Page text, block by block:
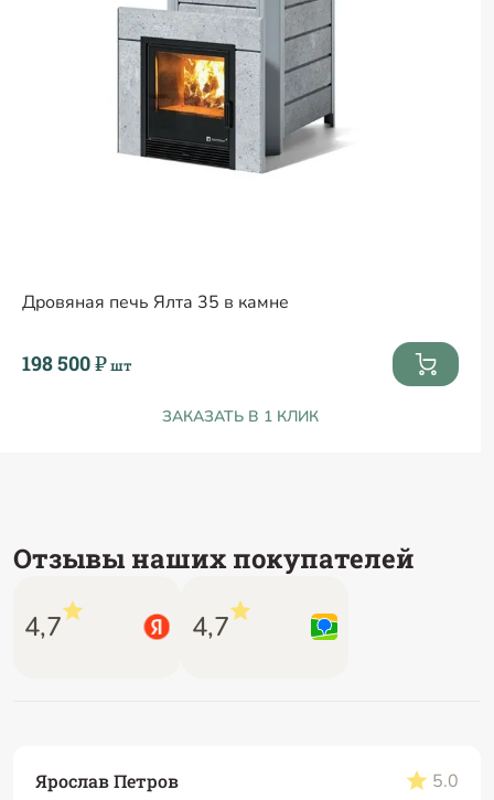
Дровяная печь Ялта 35 в камне
198 500 ₽шт
ЗАКАЗАТЬ В 1 КЛИК
Отзывы наших покупателей
4,7
4,7
Ярослав Петров
5.0